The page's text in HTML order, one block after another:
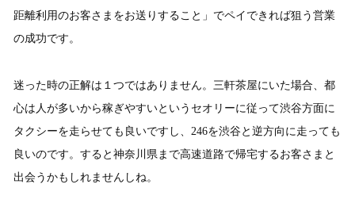
距離利用のお客さまをお送りすること」でペイできれば狙う営業
の成功です。
迷った時の正解は１つではありません。三軒茶屋にいた場合、都
心は人が多いから稼ぎやすいというセオリーに従って渋谷方面に
タクシーを走らせても良いですし、246を渋谷と逆方向に走っても
良いのです。すると神奈川県まで高速道路で帰宅するお客さまと
出会うかもしれませんしね。